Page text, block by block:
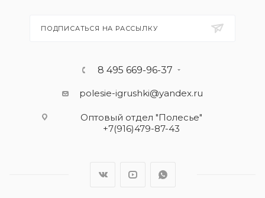
ПОДПИСАТЬСЯ НА РАССЫЛКУ
8 495 669-96-37
polesie-igrushki@yandex.ru
Оптовый отдел "Полесье"
+7(916)479-87-43